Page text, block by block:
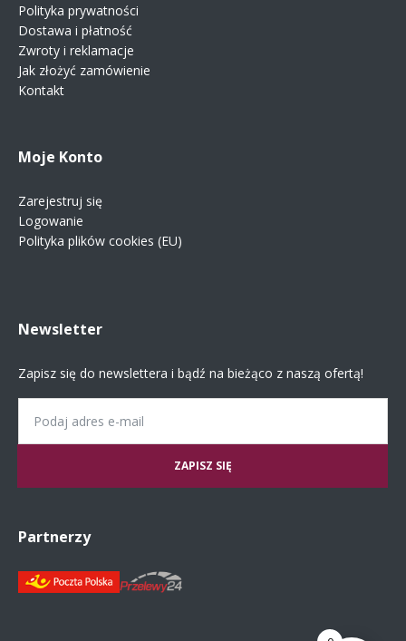
Polityka prywatności
Dostawa i płatność
Zwroty i reklamacje
Jak złożyć zamówienie
Kontakt
Moje Konto
Zarejestruj się
Logowanie
Polityka plików cookies (EU)
Newsletter
Zapisz się do newslettera i bądź na bieżąco z naszą ofertą!
Partnerzy